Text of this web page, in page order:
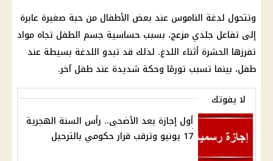
وتتحول لدغة الناموس عند بعض الأطفال من حبة صغيرة عابرة
إلى تفاعل جلدي مزعج، بسبب حساسية جسم الطفل تجاه مواد
تفرزها الحشرة أثناء اللدغ. لذلك قد تبدو اللدغة بسيطة عند
طفل، بينما تسبب تورمًا وحكة شديدة عند طفل آخر.
لا يفوتك
أول إجازة بعد الأضحى.. رأس السنة الهجرية
17 يونيو وترقب قرار حكومي بالترحيل